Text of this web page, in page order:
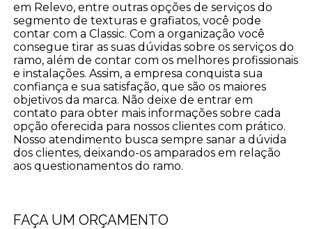
em Relevo, entre outras opções de serviços do
segmento de texturas e grafiatos, você pode
contar com a Classic. Com a organização você
consegue tirar as suas dúvidas sobre os serviços do
ramo, além de contar com os melhores profissionais
e instalações. Assim, a empresa conquista sua
confiança e sua satisfação, que são os maiores
objetivos da marca. Não deixe de entrar em
contato para obter mais informações sobre cada
opção oferecida para nossos clientes com prático.
Nosso atendimento busca sempre sanar a dúvida
dos clientes, deixando-os amparados em relação
aos questionamentos do ramo.
FAÇA UM ORÇAMENTO